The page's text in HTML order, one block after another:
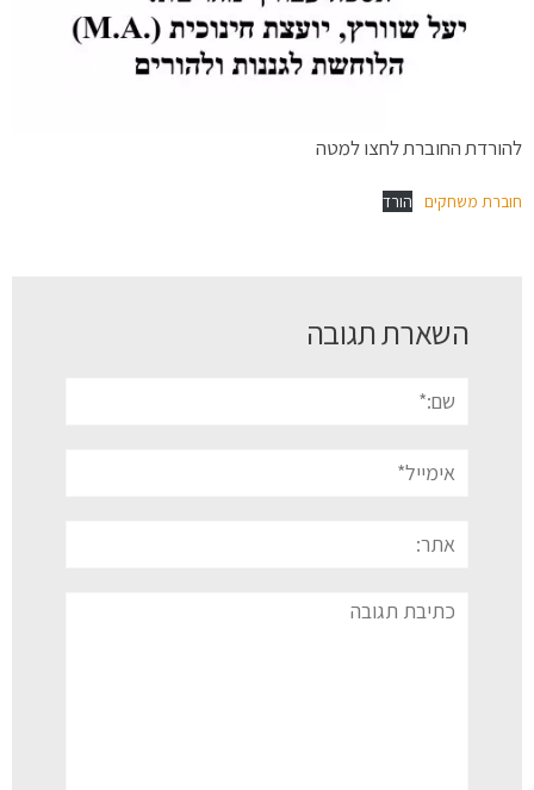
להורדת החוברת לחצו למטה
חוברת משחקים הורד
השארת תגובה
אימייל*
תגובה